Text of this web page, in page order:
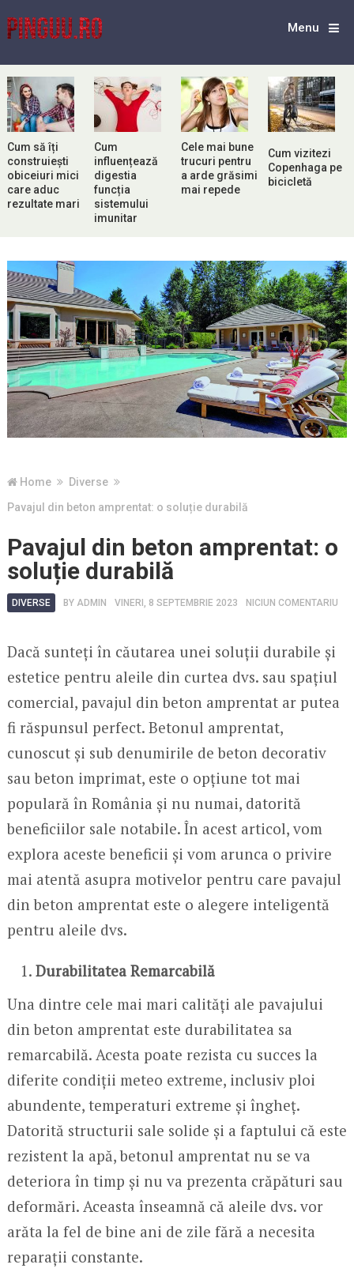
Menu
Cum să îți
construiești
obiceiuri mici
care aduc
rezultate mari
Cum
influențează
digestia
funcția
sistemului
imunitar
Cele mai bune
trucuri pentru
a arde grăsimi
mai repede
Cum vizitezi
Copenhaga pe
bicicletă
Home
Diverse
Pavajul din beton amprentat: o soluție durabilă
Pavajul din beton amprentat: o
soluție durabilă
DIVERSE BY ADMIN VINERI, 8 SEPTEMBRIE 2023 NICIUN COMENTARIU
Dacă sunteți în căutarea unei soluții durabile și
estetice pentru aleile din curtea dvs. sau spațiul
comercial, pavajul din beton amprentat ar putea
fi răspunsul perfect. Betonul amprentat,
cunoscut și sub denumirile de beton decorativ
sau beton imprimat, este o opțiune tot mai
populară în România și nu numai, datorită
beneficiilor sale notabile. În acest articol, vom
explora aceste beneficii și vom arunca o privire
mai atentă asupra motivelor pentru care pavajul
din beton amprentat este o alegere inteligentă
pentru aleile dvs.
Durabilitatea Remarcabilă
Una dintre cele mai mari calități ale pavajului
din beton amprentat este durabilitatea sa
remarcabilă. Acesta poate rezista cu succes la
diferite condiții meteo extreme, inclusiv ploi
abundente, temperaturi extreme și îngheț.
Datorită structurii sale solide și a faptului că este
rezistent la apă, betonul amprentat nu se va
deteriora în timp și nu va prezenta crăpături sau
deformări. Aceasta înseamnă că aleile dvs. vor
arăta la fel de bine ani de zile fără a necesita
reparații constante.